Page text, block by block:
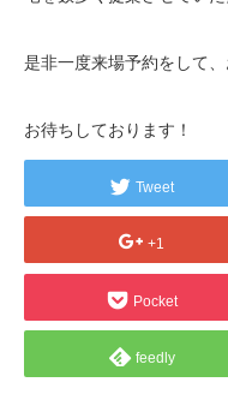
是非一度来場予約をして、
お待ちしております！
Tweet
+1
Pocket
feedly